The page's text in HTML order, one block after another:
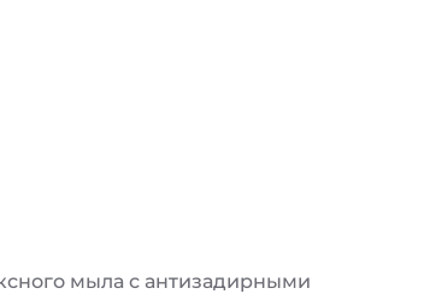
мыла с антизадирными